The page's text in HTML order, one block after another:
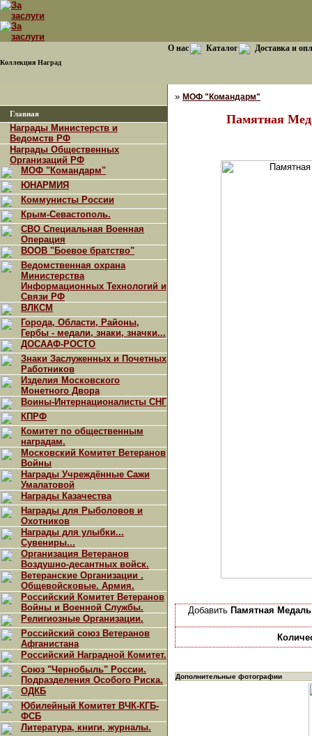
Коллекция Наград
О нас Каталог Доставка и
Главная
Награды Министерств и
Ведомств РФ
Награды Общественных
Организаций РФ
МОФ "Командарм"
ЮНАРМИЯ
Коммунисты России
Крым-Севастополь.
СВО Специальная Военная
Операция
ВООВ "Боевое братство"
Ведомственная охрана
Министерства
Информационных Технологий и
Связи РФ
ВЛКСМ
Города, Области, Районы,
Гербы - медали, знаки, значки...
ДОСААФ-РОСТО
Знаки Заслуженных и Почетных
Работников
Изделия Московского
Монетного Двора
Воины-Интернационалисты СНГ
КПРФ
Комитет по общественным
наградам.
Московский Комитет Ветеранов
Войны
Награды Учреждённые Сажи
Умалатовой
Награды Казачества
Награды для Рыболовов и
Охотников
Награды для улыбки...
Сувениры...
Организация Ветеранов
Воздушно-десантных войск.
Ветеранские Организации .
Общевойсковые. Армия.
Российский Комитет Ветеранов
Войны и Военной Службы.
Религиозные Организации.
Российский союз Ветеранов
Афганистана
Российский Наградной Комитет.
Союз "Чернобыль" России.
Подразделения Особого Риска.
ОДКБ
Юбилейный Комитет ВЧК-КГБ-
ФСБ
Литература, книги, журналы.
» МОФ "Командарм"
Памятная
Добавить Памятная
Дополнительные фотографии